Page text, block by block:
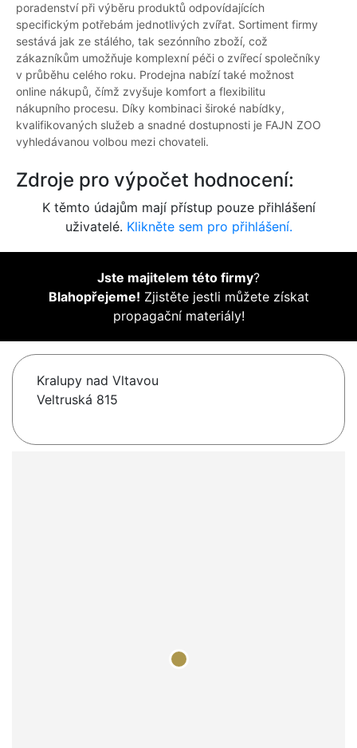
poradenství při výběru produktů odpovídajících
specifickým potřebám jednotlivých zvířat. Sortiment firmy
sestává jak ze stálého, tak sezónního zboží, což
zákazníkům umožňuje komplexní péči o zvířecí společníky
v průběhu celého roku. Prodejna nabízí také možnost
online nákupů, čímž zvyšuje komfort a flexibilitu
nákupního procesu. Díky kombinaci široké nabídky,
kvalifikovaných služeb a snadné dostupnosti je FAJN ZOO
vyhledávanou volbou mezi chovateli.
Zdroje pro výpočet hodnocení:
K těmto údajům mají přístup pouze přihlášení
uživatelé. Klikněte sem pro přihlášení.
Jste majitelem této firmy?
Blahopřejeme! Zjistěte jestli můžete získat
propagační materiály!
Kralupy nad Vltavou
Veltruská 815